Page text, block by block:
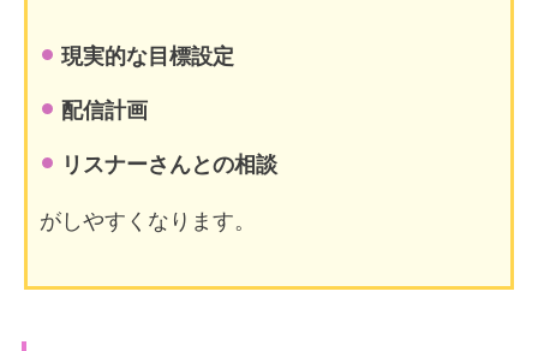
現実的な目標設定
配信計画
リスナーさんとの相談
がしやすくなります。